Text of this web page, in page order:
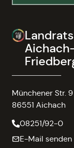
Münchener Str. 9
86551 Aichach
08251/92-0
E-Mail senden